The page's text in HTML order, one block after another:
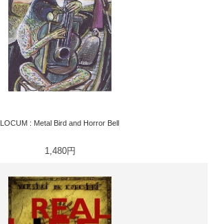
LOCUM : Metal Bird and Horror Bell
1,480円